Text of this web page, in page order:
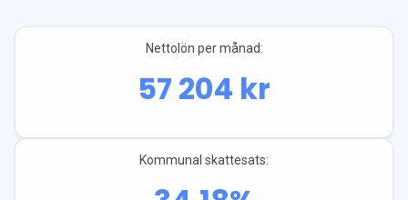
Nettolön per månad:
57 204 kr
Kommunal skattesats: